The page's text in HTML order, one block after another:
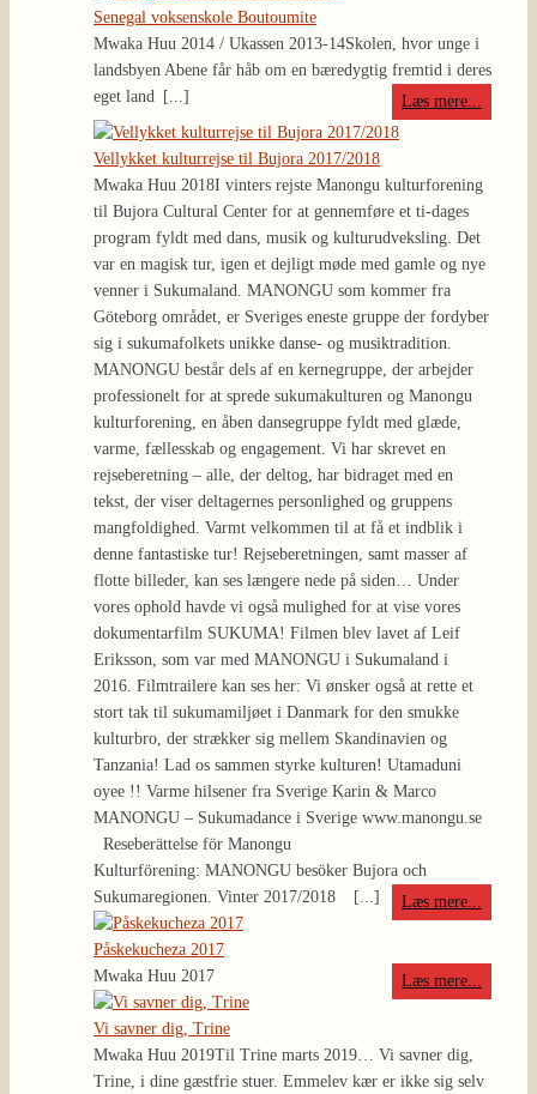
Senegal voksenskole Boutoumite
Mwaka Huu 2014 / Ukassen 2013-14Skolen, hvor unge i
landsbyen Abene får håb om en bæredygtig fremtid i deres
eget land [...] Læs mere...
Vellykket kulturrejse til Bujora 2017/2018
Mwaka Huu 2018I vinters rejste Manongu kulturforening
til Bujora Cultural Center for at gennemføre et ti-dages
program fyldt med dans, musik og kulturudveksling. Det
var en magisk tur, igen et dejligt møde med gamle og nye
venner i Sukumaland. MANONGU som kommer fra
Göteborg området, er Sveriges eneste gruppe der fordyber
sig i sukumafolkets unikke danse- og musiktradition.
MANONGU består dels af en kernegruppe, der arbejder
professionelt for at sprede sukumakulturen og Manongu
kulturforening, en åben dansegruppe fyldt med glæde,
varme, fællesskab og engagement. Vi har skrevet en
rejseberetning – alle, der deltog, har bidraget med en
tekst, der viser deltagernes personlighed og gruppens
mangfoldighed. Varmt velkommen til at få et indblik i
denne fantastiske tur! Rejseberetningen, samt masser af
flotte billeder, kan ses længere nede på siden… Under
vores ophold havde vi også mulighed for at vise vores
dokumentarfilm SUKUMA! Filmen blev lavet af Leif
Eriksson, som var med MANONGU i Sukumaland i
2016. Filmtrailere kan ses her: Vi ønsker også at rette et
stort tak til sukumamiljøet i Danmark for den smukke
kulturbro, der strækker sig mellem Skandinavien og
Tanzania! Lad os sammen styrke kulturen! Utamaduni
oyee !! Varme hilsener fra Sverige Karin & Marco
MANONGU – Sukumadance i Sverige www.manongu.se
Reseberättelse för Manongu
Kulturförening: MANONGU besöker Bujora och
Sukumaregionen. Vinter 2017/2018
[...] Læs mere...
Påskekucheza 2017
Mwaka Huu 2017
Læs mere...
Vi savner dig, Trine
Mwaka Huu 2019Til Trine marts 2019… Vi savner dig,
Trine, i dine gæstfrie stuer. Emmelev kær er ikke sig selv